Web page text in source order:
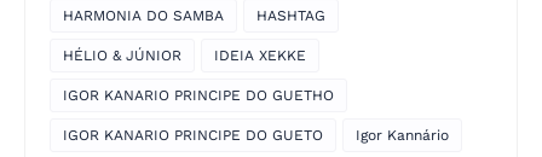
HARMONIA DO SAMBA HASHTAG
HÉLIO & JÚNIOR IDEIA XEKKE
IGOR KANARIO PRINCIPE DO GUETHO
IGOR KANARIO PRINCIPE DO GUETO Igor Kannário